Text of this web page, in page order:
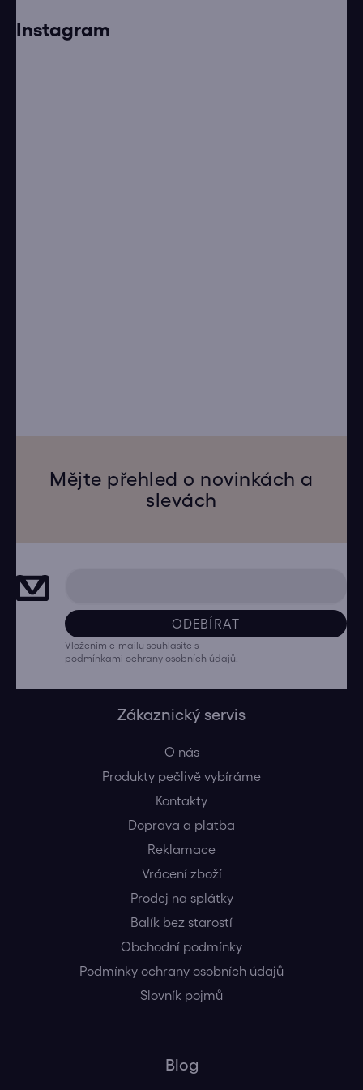
Instagram
Mějte přehled o novinkách a
slevách
ODEBÍRAT
Vložením e-mailu souhlasíte s
podmínkami ochrany osobních údajů
Zákaznický servis
O nás
Produkty pečlivě vybíráme
Kontakty
Doprava a platba
Reklamace
Vrácení zboží
Prodej na splátky
Balík bez starostí
Obchodní podmínky
Podmínky ochrany osobních údajů
Slovník pojmů
Blog